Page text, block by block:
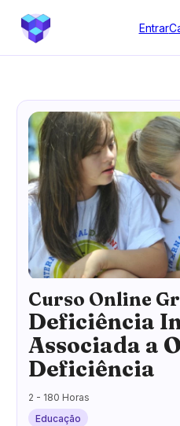
Entrar
Curso Online
Deficiência
Associada a
Deficiência
2 - 180 Horas
Educação